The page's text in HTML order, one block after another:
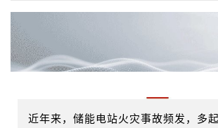
近年来，储能电站火灾事故频发，多